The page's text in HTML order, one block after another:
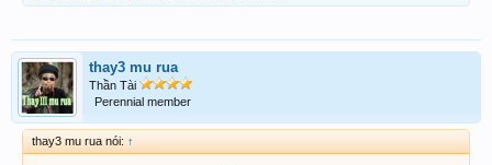
thay3 mu rua
Thần Tài
Perennial member
thay3 mu rua nói: ↑